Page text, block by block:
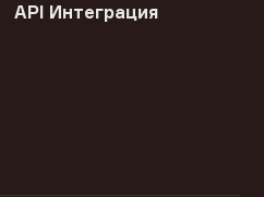
API Интеграция